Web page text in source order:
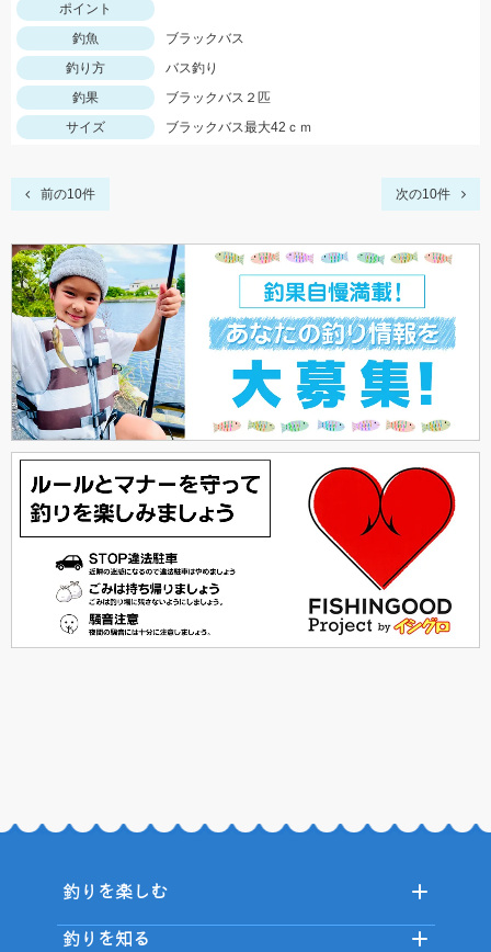
ポイント
釣魚
ブラックバス
釣り方
バス釣り
釣果
ブラックバス２匹
サイズ
ブラックバス最大42ｃｍ
前の10件 次の10件
釣りを楽しむ
釣りを知る